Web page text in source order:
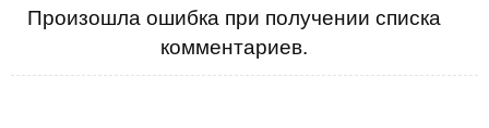
Произошла ошибка при получении списка
комментариев.